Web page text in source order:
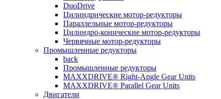
DuoDrive
Цилиндрические мотор-редукторы
Параллельные мотор-редукторы
Цилиндро-конические мотор-редукторы
Червячные мотор-редукторы
Промышленные редукторы
back
Промышленные редукторы
MAXXDRIVE® Right-Angle Gear Units
MAXXDRIVE® Parallel Gear Units
Двигатели